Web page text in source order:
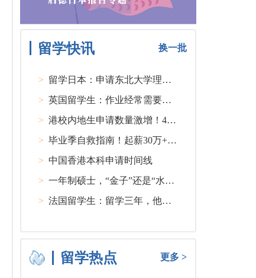
留学快讯 换一批
>
留学日本：申请东北大学理工类硕士课程大多要求先获得教授内诺
>
英国留学生：作业经常需要熬夜完成
>
港校内地生申请数量激增！40人抢1学位？
>
毕业季自救指南！起薪30万+ 不愧是00后都偏爱的留学国家TOP1
> 中国香港本科申请时间线
>
一年制硕士，“金子”还是“水货”？
>
法国留学生：留学三年，他在孤独中找到内心的力量
留学热点 更多 >